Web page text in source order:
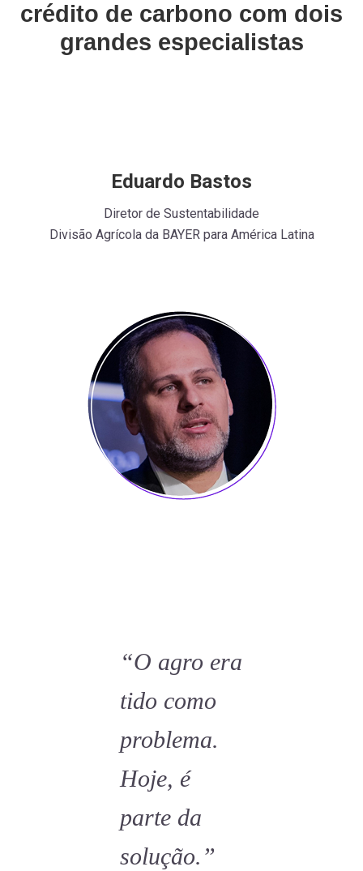
crédito de carbono com dois
grandes especialistas
Eduardo Bastos
Diretor de Sustentabilidade
Divisão Agrícola da BAYER para América Latina
“O agro era
tido como
problema.
Hoje, é
parte da
solução.”